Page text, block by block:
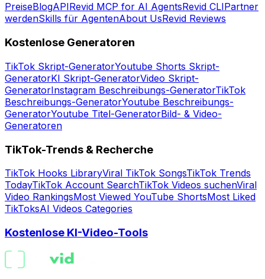
PreiseBlogAPIRevid MCP for AI AgentsRevid CLIPartner
werdenSkills für AgentenAbout UsRevid Reviews
Kostenlose Generatoren
TikTok Skript-GeneratorYoutube Shorts Skript-
GeneratorKI Skript-GeneratorVideo Skript-
GeneratorInstagram Beschreibungs-GeneratorTikTok
Beschreibungs-GeneratorYoutube Beschreibungs-
GeneratorYoutube Titel-GeneratorBild- & Video-
Generatoren
TikTok-Trends & Recherche
TikTok Hooks LibraryViral TikTok SongsTikTok Trends
TodayTikTok Account SearchTikTok Videos suchenViral
Video RankingsMost Viewed YouTube ShortsMost Liked
TikToksAI Videos Categories
Kostenlose KI-Video-Tools